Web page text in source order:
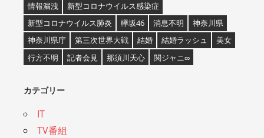
情報漏洩
新型コロナウイルス感染症
新型コロナウイルス肺炎
欅坂46 消息不明
神奈川県
神奈川県庁
第三次世界大戦 結婚 結婚ラッシュ
美女
行方不明
記者会見 那須川天心 関ジャニ∞
カテゴリー
IT
TV番組